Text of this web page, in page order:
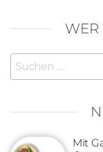
WER
Suchen
nach:
Mit